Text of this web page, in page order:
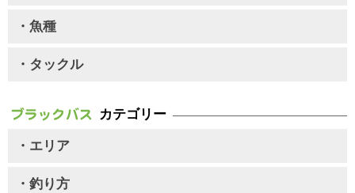
・魚種
・タックル
カテゴリー
・エリア
・釣り方